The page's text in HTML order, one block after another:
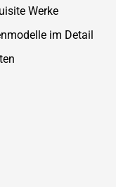
Werke
im Detail